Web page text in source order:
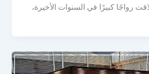
رواجًا كبيرًا في السنوات الأخيرة،